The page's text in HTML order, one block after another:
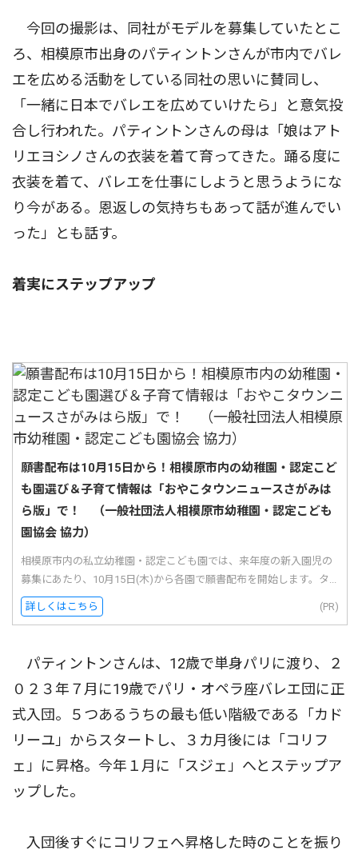
今回の撮影は、同社がモデルを募集していたとこ
ろ、相模原市出身のパティントンさんが市内でバレ
エを広める活動をしている同社の思いに賛同し、
「一緒に日本でバレエを広めていけたら」と意気投
合し行われた。パティントンさんの母は「娘はアト
リエヨシノさんの衣装を着て育ってきた。踊る度に
衣装を着て、バレエを仕事にしようと思うようにな
り今がある。恩返しの気持ちもあって話が進んでい
った」とも話す。
着実にステップアップ
願書配布は10月15日から！相模原市内の幼稚園・認定こど
も園選び＆子育て情報は「おやこタウンニュースさがみは
ら版」で！ （一般社団法人相模原市幼稚園・認定こども
園協会 協力）
相模原市内の私立幼稚園・認定こども園では、来年度の新入園児の
募集にあたり、10月15日(木)から各園で願書配布を開始します。タ...
詳しくはこちら (PR)
パティントンさんは、12歳で単身パリに渡り、２
０２３年７月に19歳でパリ・オペラ座バレエ団に正
式入団。５つあるうちの最も低い階級である「カド
リーユ」からスタートし、３カ月後には「コリフ
ェ」に昇格。今年１月に「スジェ」へとステップア
ップした。
入団後すぐにコリフェへ昇格した時のことを振り